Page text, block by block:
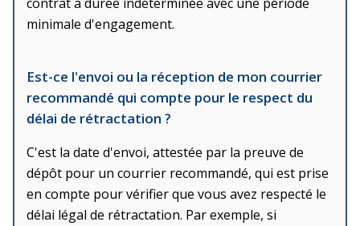
minimale d'engagement.
Est-ce l'envoi ou la réception de mon courrier
recommandé qui compte pour le respect du
délai de rétractation ?
C'est la date d'envoi, attestée par la preuve de
dépôt pour un courrier recommandé, qui est prise
en compte pour vérifier que vous avez respecté le
délai légal de rétractation. Par exemple, si